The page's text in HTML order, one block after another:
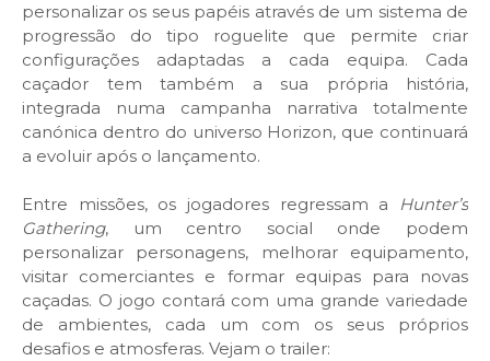
personalizar os seus papéis através de um sistema de
progressão do tipo roguelite que permite criar
configurações adaptadas a cada equipa. Cada
caçador tem também a sua própria história,
integrada numa campanha narrativa totalmente
canónica dentro do universo Horizon, que continuará
a evoluir após o lançamento.
Entre missões, os jogadores regressam a Hunter’s
Gathering, um centro social onde podem
personalizar personagens, melhorar equipamento,
visitar comerciantes e formar equipas para novas
caçadas. O jogo contará com uma grande variedade
de ambientes, cada um com os seus próprios
desafios e atmosferas. Vejam o trailer: